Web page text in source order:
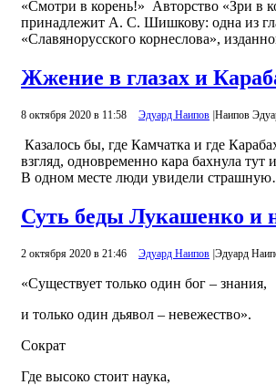
«Смотри в корень!» Авторство «Зри в
принадлежит А. С. Шишкову: одна из
«Славянорусского корнеслова»,
Жжение в глазах и
8 октября 2020 в 11:58 Эдуард Наипов Наипов
Казалось бы, где Камчатка и где
взгляд, одновременно кара бахнула тут
В одном месте люди увидели
Суть беды Лукашенко и
2 октября 2020 в 21:46 Эдуард Наипов Эдуард
«Существует только один бог – знания,
и только один дьявол – невежество».
Сократ
Где высоко стоит наука,